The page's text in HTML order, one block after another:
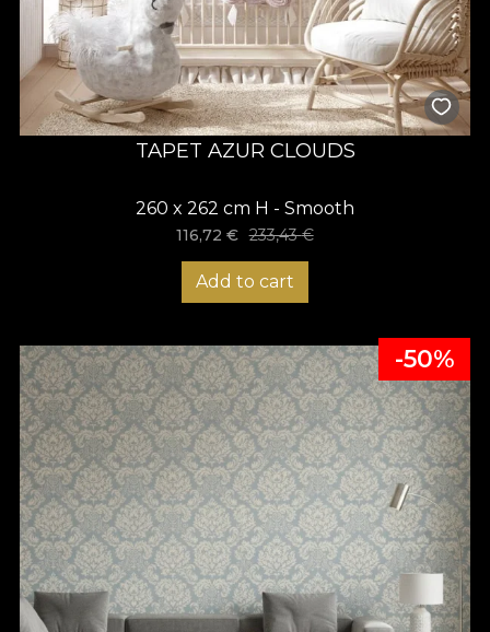
TAPET AZUR CLOUDS
260 x 262 cm H - Smooth
116,72€ 233,43€
Add to cart
-50%